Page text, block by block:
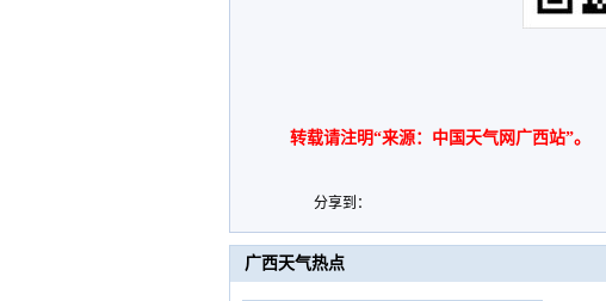
转载请注明“来源：中国天气网广西站”。
分享到：
广西天气热点